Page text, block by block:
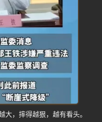
，摔得越狠，越有看头。